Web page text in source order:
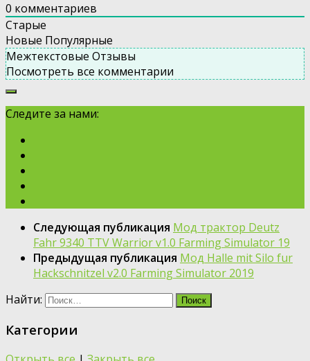
0 комментариев
Старые
Новые Популярные
Межтекстовые Отзывы
Посмотреть все комментарии
Следите за нами:
Следующая публикация Moд трактор Deutz
Fahr 9340 TTV Warrior v1.0 Farming Simulator 19
Предыдущая публикация Moд Halle mit Silo fur
Hackschnitzel v2.0 Farming Simulator 2019
Найти:
Категории